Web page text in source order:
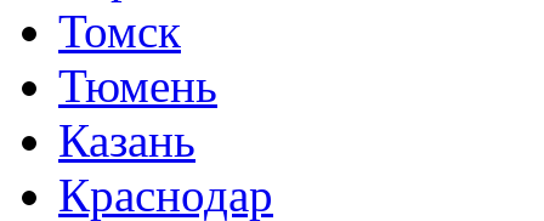
Томск
Тюмень
Казань
Краснодар